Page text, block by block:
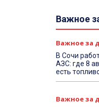
Важное
Важное за
В Сочи
АЗС: где 8
есть
Важное за